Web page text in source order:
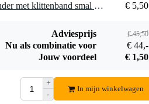
1 x Innox Snap 27 kabelbinder met klittenband smal zwart (10 stuks)
€ 5,50
Adviesprijs € 45,50
Nu als combinatie voor
€ 44,-
Jouw voordeel
€ 1,50
+
-
In mijn winkelwagen